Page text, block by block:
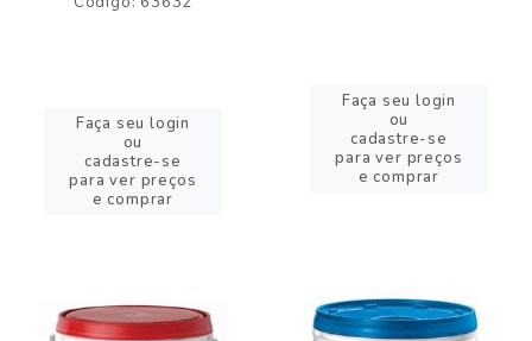
Faça seu login
ou
cadastre-se
para ver preços
e comprar
Faça seu login
ou
cadastre-se
para ver preços
e comprar